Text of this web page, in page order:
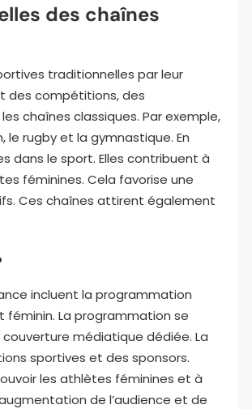
des chaînes
traditionnelles par leur
des compétitions, des
chaînes classiques. Par exemple,
rugby et la gymnastique. En
dans le sport. Elles contribuent à
féminines. Cela favorise une
Ces chaînes attirent également
incluent la programmation
féminin. La programmation se
médiatique dédiée. La
sportives et des sponsors.
les athlètes féminines et à
de l’audience et de